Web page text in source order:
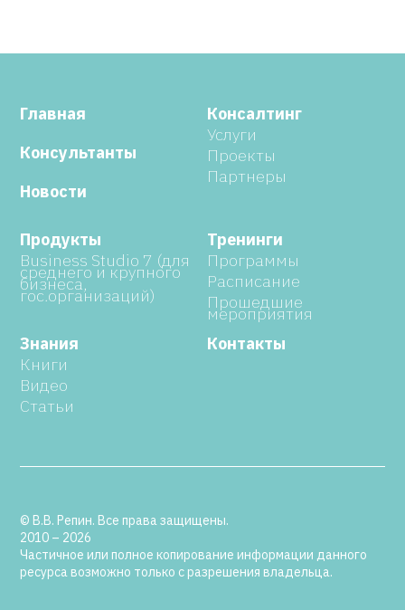
Главная
Консультанты
Новости
Консалтинг
Услуги
Проекты
Партнеры
Продукты
Business Studio 7 (для
среднего и крупного
бизнеса,
гос.организаций)
Тренинги
Программы
Расписание
Прошедшие
мероприятия
Знания
Книги
Видео
Статьи
Контакты
© В.В. Репин. Все права защищены.
2010 – 2026
Частичное или полное копирование информации данного
ресурса возможно только с разрешения владельца.